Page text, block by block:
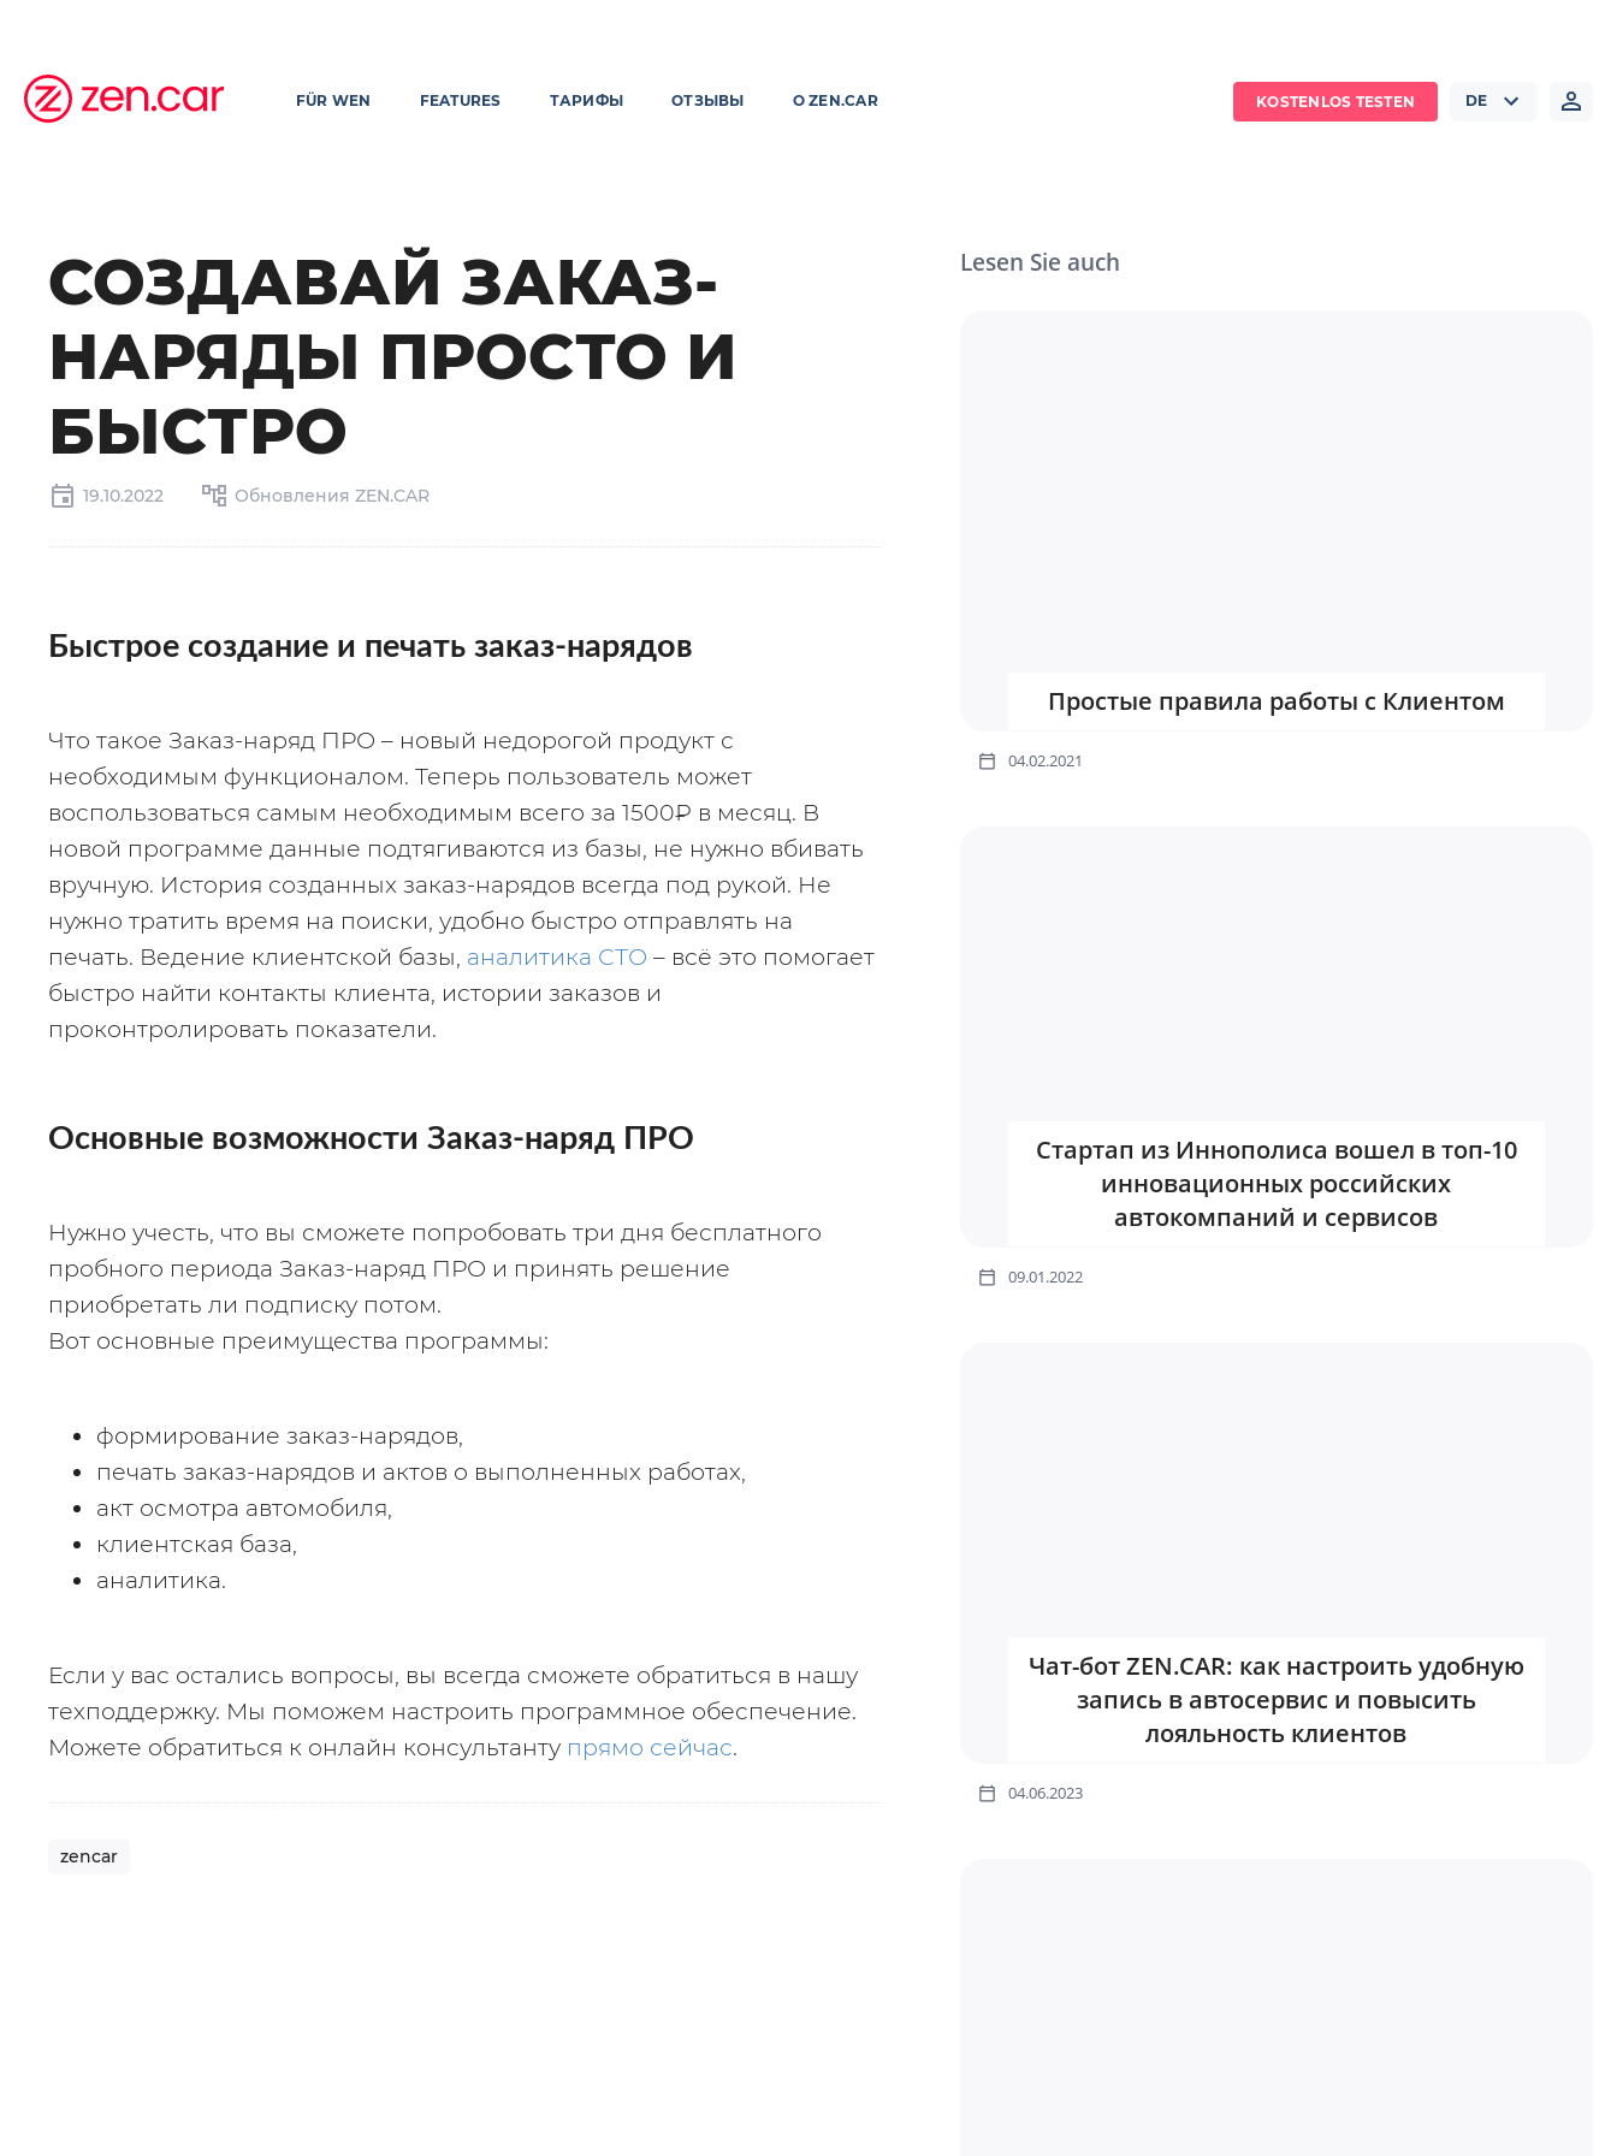
FÜR WEN FEATURES ТАРИФЫ ОТЗЫВЫ О ZEN.CAR KOSTENLOS TESTEN DE
СОЗДАВАЙ ЗАКАЗ-
НАРЯДЫ ПРОСТО И
БЫСТРО
19.10.2022 Обновления ZEN.CAR
Быстрое создание и печать заказ-нарядов
Что такое Заказ-наряд ПРО – новый недорогой продукт с
необходимым функционалом. Теперь пользователь может
воспользоваться самым необходимым всего за 1500₽ в месяц. В
новой программе данные подтягиваются из базы, не нужно вбивать
вручную. История созданных заказ-нарядов всегда под рукой. Не
нужно тратить время на поиски, удобно быстро отправлять на
печать. Ведение клиентской базы, аналитика СТО – всё это помогает
быстро найти контакты клиента, истории заказов и
проконтролировать показатели.
Основные возможности Заказ-наряд ПРО
Нужно учесть, что вы сможете попробовать три дня бесплатного
пробного периода Заказ-наряд ПРО и принять решение
приобретать ли подписку потом.
Вот основные преимущества программы:
формирование заказ-нарядов,
печать заказ-нарядов и актов о выполненных работах,
акт осмотра автомобиля,
клиентская база,
аналитика.
Если у вас остались вопросы, вы всегда сможете обратиться в нашу
техподдержку. Мы поможем настроить программное обеспечение.
Можете обратиться к онлайн консультанту прямо сейчас.
zencar
Lesen Sie auch
Простые правила работы с Клиентом
04.02.2021
Стартап из Иннополиса вошел в топ-10
инновационных российских
автокомпаний и сервисов
09.01.2022
Чат-бот ZEN.CAR: как настроить удобную
запись в автосервис и повысить
лояльность клиентов
04.06.2023